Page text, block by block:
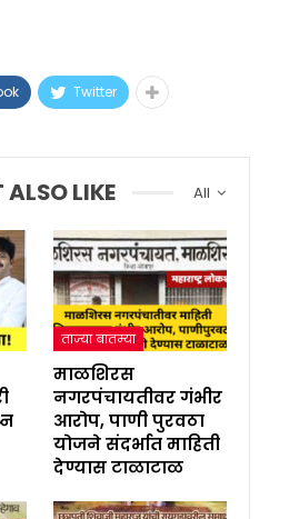
Twitter
All
LIKE
ताज्या बातम्या
माळशिरस
नगरपंचायतीवर गंभीर
आरोप, पाणी पुरवठा
योजने संदर्भात माहिती
देण्यास टाळाटाळ